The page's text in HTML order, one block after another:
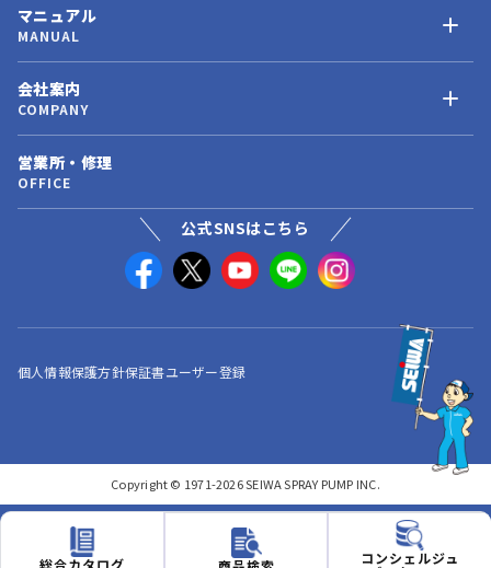
マニュアル
MANUAL
会社案内
COMPANY
営業所・修理
OFFICE
公式SNSはこちら
個人情報保護方針保証書ユーザー登録
Copyright © 1971-2026 SEIWA SPRAY PUMP INC.
総合カタログ コンシェルジュ